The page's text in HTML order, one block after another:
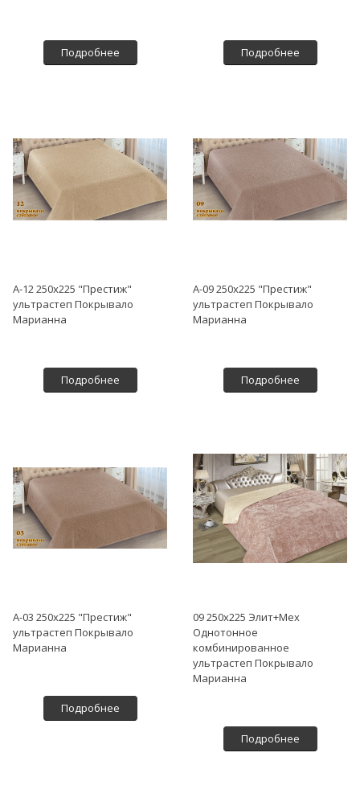
Подробнее Подробнее
А-12 250х225 "Престиж"
ультрастеп Покрывало
Марианна
Подробнее
А-09 250х225 "Престиж"
ультрастеп Покрывало
Марианна
Подробнее
А-03 250х225 "Престиж"
ультрастеп Покрывало
Марианна
Подробнее
09 250х225 Элит+Мех
Однотонное
комбинированное
ультрастеп Покрывало
Марианна
Подробнее